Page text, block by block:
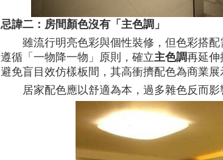
忌諱二：房間顏色沒有「主色調」
雖流行明亮色彩與個性裝修，但色彩搭
遵循「一物降一物」原則，確立主色調再延伸
避免盲目效仿樣板間，其高衝擠配色為商業
居家配色應以舒適為本，過多雜色反而影